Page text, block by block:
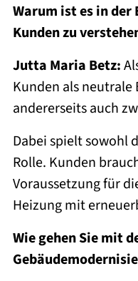
Warum ist es in
Kunden zu
Jutta Maria Betz:
Kunden als neutrale
andererseits auch
Dabei spielt sowohl
Rolle. Kunden
Voraussetzung für
Heizung mit
Wie gehen Sie mit